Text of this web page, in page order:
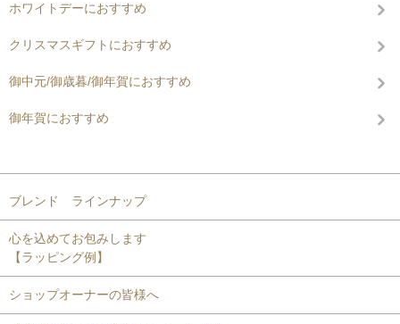
ホワイトデーにおすすめ
クリスマスギフトにおすすめ
御中元/御歳暮/御年賀におすすめ
御年賀におすすめ
ブレンド ラインナップ
心を込めてお包みします
【ラッピング例】
ショップオーナーの皆様へ